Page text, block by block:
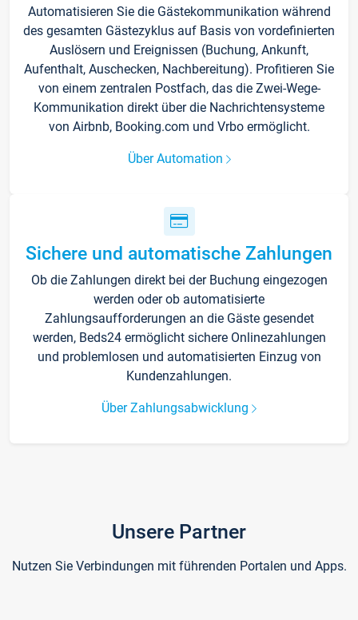
Automatisieren Sie die Gästekommunikation während
des gesamten Gästezyklus auf Basis von vordefinierten
Auslösern und Ereignissen (Buchung, Ankunft,
Aufenthalt, Auschecken, Nachbereitung). Profitieren Sie
von einem zentralen Postfach, das die Zwei-Wege-
Kommunikation direkt über die Nachrichtensysteme
von Airbnb, Booking.com und Vrbo ermöglicht.
Über Automation
Sichere und automatische Zahlungen
Ob die Zahlungen direkt bei der Buchung eingezogen
werden oder ob automatisierte
Zahlungsaufforderungen an die Gäste gesendet
werden, Beds24 ermöglicht sichere Onlinezahlungen
und problemlosen und automatisierten Einzug von
Kundenzahlungen.
Über Zahlungsabwicklung
Unsere Partner
Nutzen Sie Verbindungen mit führenden Portalen und Apps.